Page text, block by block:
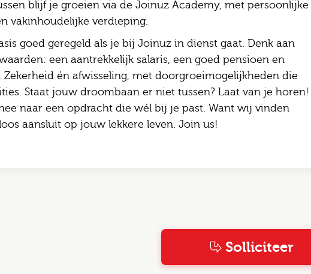
blijf je groeien via de Joinuz Academy, met persoonlijke
vakinhoudelijke verdieping.
goed geregeld als je bij Joinuz in dienst gaat. Denk aan
een aantrekkelijk salaris, een goed pensioen en
Zekerheid én afwisseling, met doorgroeimogelijkheden die
Staat jouw droombaan er niet tussen? Laat van je horen!
naar een opdracht die wél bij je past. Want wij vinden
aansluit op jouw lekkere leven. Join us!
Solliciteer